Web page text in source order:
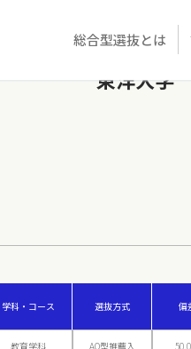
総合型選抜とは
東洋大学
学科・コース 選抜方式 偏
教育学科
AO型推薦入